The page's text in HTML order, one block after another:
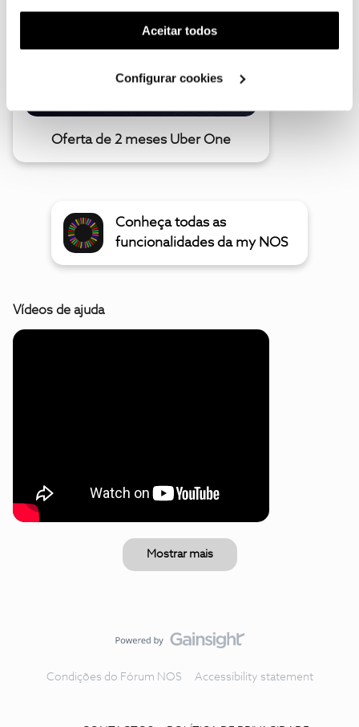
funcionalidade) e adaptar anúncios aos seus interesses
(cookies de publicidade personalizada). Pode gerir a
utilização dos cookies clicando em "Configurar
Aceitar todos
Configurar cookies
Oferta de 2 meses Uber One
Conheça todas as
funcionalidades da my NOS
Vídeos de ajuda
Mostrar mais
Condições do Fórum NOS Accessibility statement